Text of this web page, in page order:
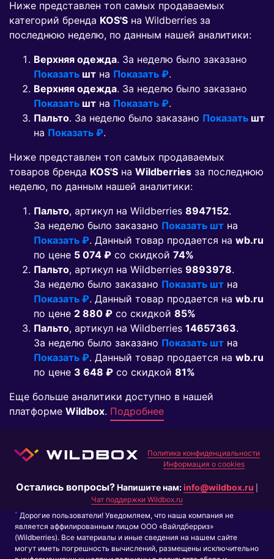
Ниже представлен топ самых продаваемых
категорий бренда KOS'S на Wildberries за
последнюю неделю, по данным нашей аналитики:
Верхняя одежда. За неделю было заказано
Показать шт на Показать ₽.
Верхняя одежда. За неделю было заказано
Показать шт на Показать ₽.
Пальто. За неделю было заказано Показать шт
на Показать ₽.
Ниже представлен топ самых продаваемых
товаров бренда KOS'S на Wildberries за последнюю
неделю, по данным нашей аналитики:
Пальто, артикул на Wildberries 8947152.
За неделю было заказано Показать шт на
Показать ₽. Данный товар продается на wb.ru
по цене 5 074 ₽ co скидкой 74%
Пальто, артикул на Wildberries 9893978.
За неделю было заказано Показать шт на
Показать ₽. Данный товар продается на wb.ru
по цене 2 880 ₽ co скидкой 85%
Пальто, артикул на Wildberries 14657363.
За неделю было заказано Показать шт на
Показать ₽. Данный товар продается на wb.ru
по цене 3 648 ₽ co скидкой 81%
Еще больше аналитики доступно в нашей
платформе Wildbox. Подробнее
Политика конфиденциальности
Информация о cookies
Остались вопросы?Напишите нам:info@wildbox.ru
Чат поддержки Wildbox.ru
* Дорогие пользователи! Уведомляем, что наша компания не
является аффилированным лицом ООО «Вайлдберриз»
(Wildberries). Все материалы и иные сведения на нашем сайте
могут иметь погрешность вычислений, размещены исключительно